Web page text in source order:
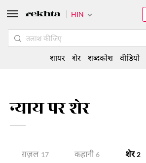
न्याय पर शेर
ग़ज़ल 17 कहानी 6 शेर 2
HIN
शायर शेर शब्दकोश वीडियो